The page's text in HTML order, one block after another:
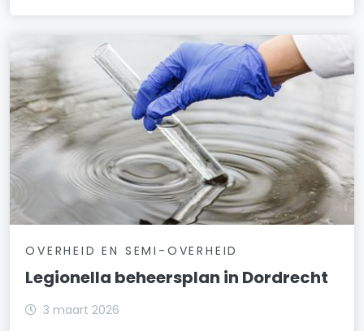
OVERHEID EN SEMI-OVERHEID
Legionella beheersplan in Dordrecht
3 maart 2026